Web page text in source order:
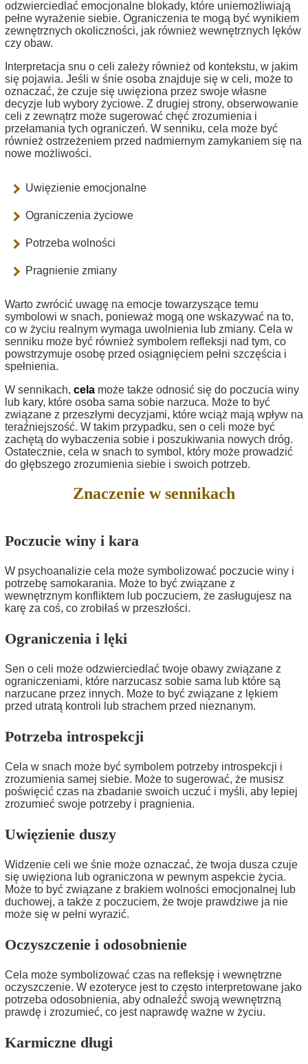
odzwierciedlać emocjonalne blokady, które uniemożliwiają
pełne wyrażenie siebie. Ograniczenia te mogą być wynikiem
zewnętrznych okoliczności, jak również wewnętrznych lęków
czy obaw.
Interpretacja snu o celi zależy również od kontekstu, w jakim
się pojawia. Jeśli w śnie osoba znajduje się w celi, może to
oznaczać, że czuje się uwięziona przez swoje własne
decyzje lub wybory życiowe. Z drugiej strony, obserwowanie
celi z zewnątrz może sugerować chęć zrozumienia i
przełamania tych ograniczeń. W senniku, cela może być
również ostrzeżeniem przed nadmiernym zamykaniem się na
nowe możliwości.
Uwięzienie emocjonalne
Ograniczenia życiowe
Potrzeba wolności
Pragnienie zmiany
Warto zwrócić uwagę na emocje towarzyszące temu
symbolowi w snach, ponieważ mogą one wskazywać na to,
co w życiu realnym wymaga uwolnienia lub zmiany. Cela w
senniku może być również symbolem refleksji nad tym, co
powstrzymuje osobę przed osiągnięciem pełni szczęścia i
spełnienia.
W sennikach, cela może także odnosić się do poczucia winy
lub kary, które osoba sama sobie narzuca. Może to być
związane z przeszłymi decyzjami, które wciąż mają wpływ na
teraźniejszość. W takim przypadku, sen o celi może być
zachętą do wybaczenia sobie i poszukiwania nowych dróg.
Ostatecznie, cela w snach to symbol, który może prowadzić
do głębszego zrozumienia siebie i swoich potrzeb.
Znaczenie w sennikach
Poczucie winy i kara
W psychoanalizie cela może symbolizować poczucie winy i
potrzebę samokarania. Może to być związane z
wewnętrznym konfliktem lub poczuciem, że zasługujesz na
karę za coś, co zrobiłaś w przeszłości.
Ograniczenia i lęki
Sen o celi może odzwierciedlać twoje obawy związane z
ograniczeniami, które narzucasz sobie sama lub które są
narzucane przez innych. Może to być związane z lękiem
przed utratą kontroli lub strachem przed nieznanym.
Potrzeba introspekcji
Cela w snach może być symbolem potrzeby introspekcji i
zrozumienia samej siebie. Może to sugerować, że musisz
poświęcić czas na zbadanie swoich uczuć i myśli, aby lepiej
zrozumieć swoje potrzeby i pragnienia.
Uwięzienie duszy
Widzenie celi we śnie może oznaczać, że twoja dusza czuje
się uwięziona lub ograniczona w pewnym aspekcie życia.
Może to być związane z brakiem wolności emocjonalnej lub
duchowej, a także z poczuciem, że twoje prawdziwe ja nie
może się w pełni wyrazić.
Oczyszczenie i odosobnienie
Cela może symbolizować czas na refleksję i wewnętrzne
oczyszczenie. W ezoteryce jest to często interpretowane jako
potrzeba odosobnienia, aby odnaleźć swoją wewnętrzną
prawdę i zrozumieć, co jest naprawdę ważne w życiu.
Karmiczne długi